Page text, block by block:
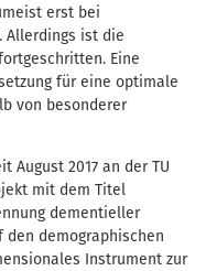
erst bei
Allerdings ist die
Eine
für eine optimale
von besonderer
August 2017 an der TU
mit dem Titel
dementieller
den demographischen
Instrument zur